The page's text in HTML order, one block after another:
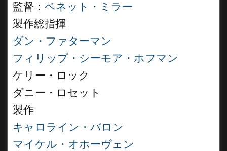
監督： ベネット・ミラー
製作総指揮
ダン・ファターマン
フィリップ・シーモア・ホフマン
ケリー・ロック
ダニー・ロセット
製作
キャロライン・バロン
マイケル・オホーヴェン